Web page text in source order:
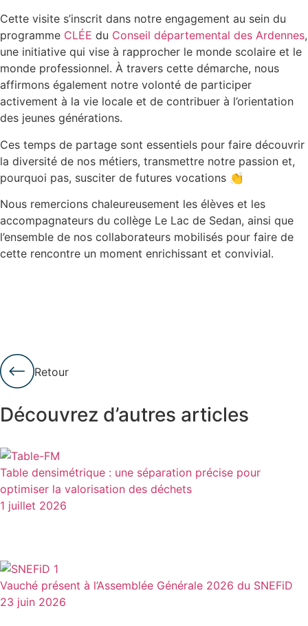
Cette visite s’inscrit dans notre engagement au sein du
programme CLÉE du Conseil départemental des Ardennes,
une initiative qui vise à rapprocher le monde scolaire et le
monde professionnel. À travers cette démarche, nous
affirmons également notre volonté de participer
activement à la vie locale et de contribuer à l’orientation
des jeunes générations.
Ces temps de partage sont essentiels pour faire découvrir
la diversité de nos métiers, transmettre notre passion et,
pourquoi pas, susciter de futures vocations 👏
Nous remercions chaleureusement les élèves et les
accompagnateurs du collège Le Lac de Sedan, ainsi que
l’ensemble de nos collaborateurs mobilisés pour faire de
cette rencontre un moment enrichissant et convivial.
Retour
Découvrez d’autres articles
Table densimétrique : une séparation précise pour
optimiser la valorisation des déchets
1 juillet 2026
Vauché présent à l’Assemblée Générale 2026 du SNEFiD
23 juin 2026